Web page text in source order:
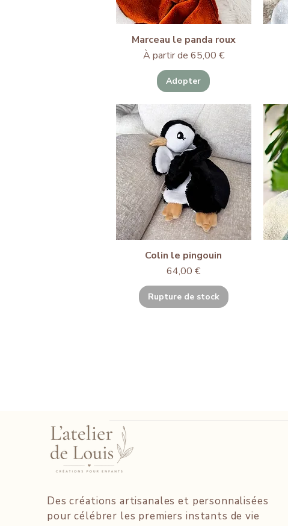
Marceau le panda roux
À partir de 65,00 €
Prix promotionnel
Adopter
Colin le pingouin
Prix
64,00 €
Rupture de stock
Des créations artisanales et personnalisées
pour célébrer les premiers instants de vie